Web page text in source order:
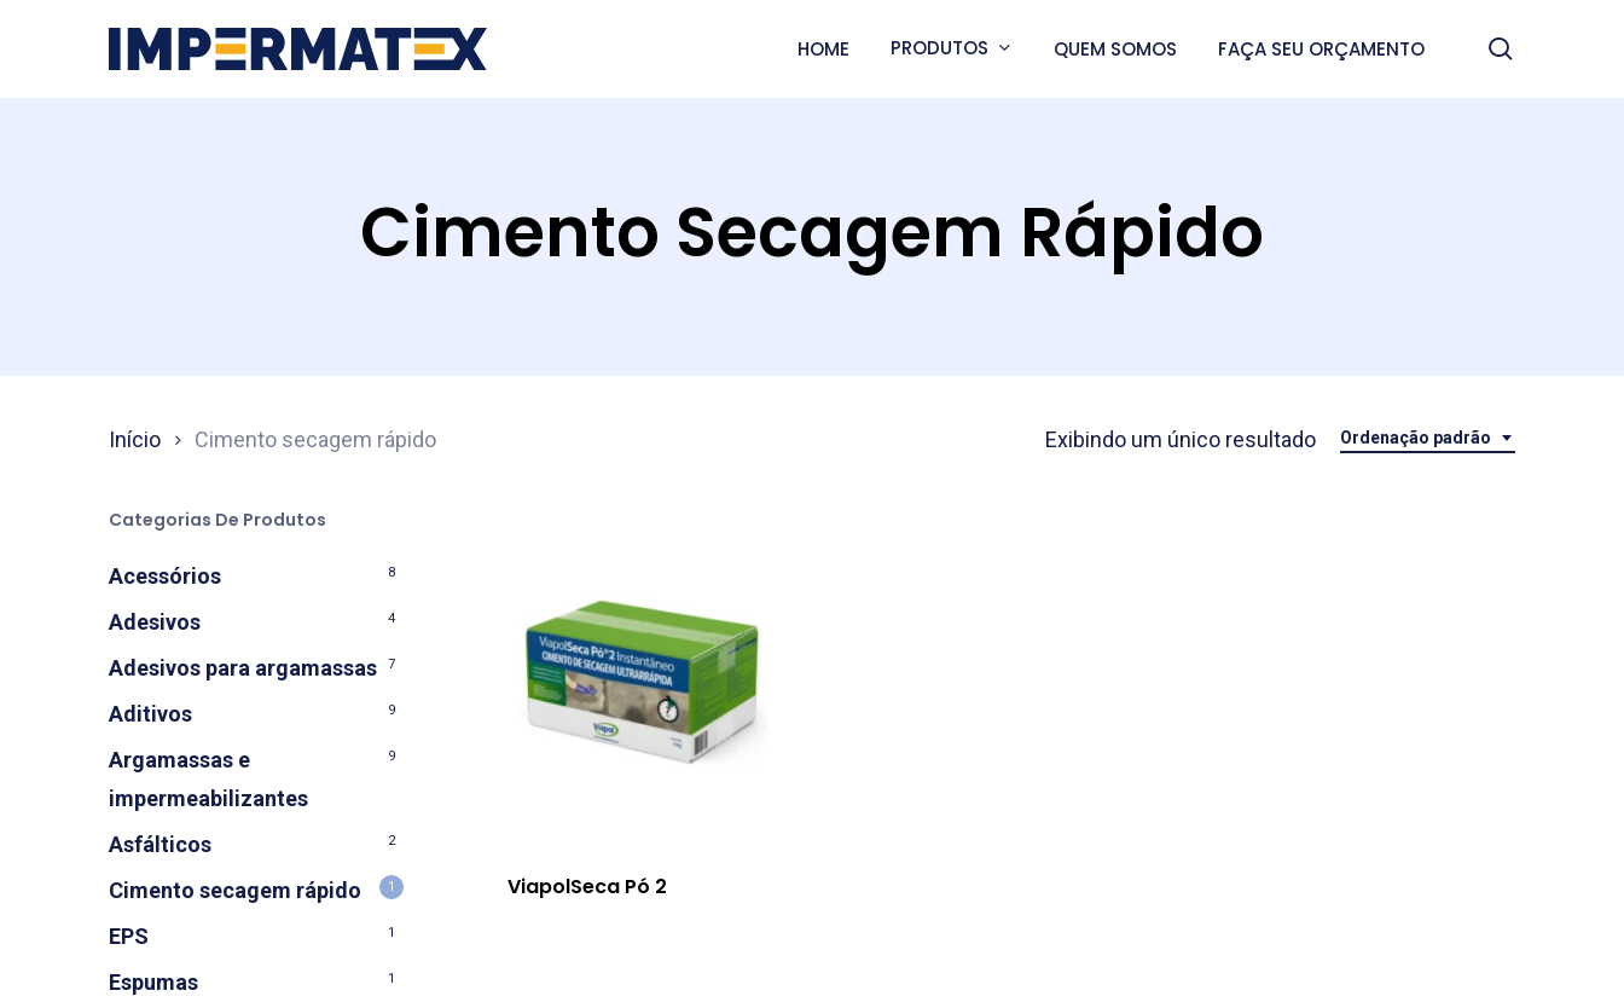
Aperte ENTER para buscar ou ESC para sair
HOME PRODUTOS QUEM SOMOS FAÇA SEU ORÇAMENTO
Cimento Secagem Rápido
Ordenação padrão
Exibindo um único resultado
Início Cimento secagem rápido
Categorias De Produtos
Acessórios 8
Adesivos 4
Adesivos para argamassas 7
Aditivos 9
Argamassas e
impermeabilizantes
9
Asfálticos 2
Cimento secagem rápido 1
EPS 1
Espumas 1
ViapolSeca Pó 2